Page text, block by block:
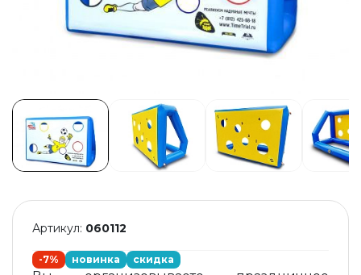
Артикул: 060112
-7% новинка скидка